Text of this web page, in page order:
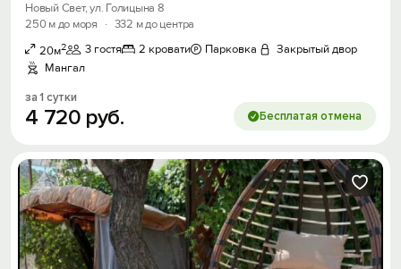
Новый Свет, ул. Голицына 8
250 м до моря
· 332 м до центра
20м2 3 гостя 2 кровати Парковка
Закрытый двор
Мангал
за 1 сутки
4 720 руб. Бесплатая отмена